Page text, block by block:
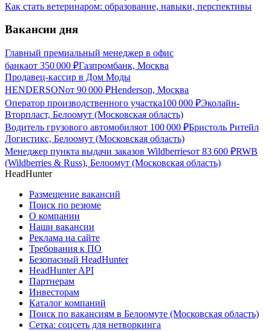
Как стать ветеринаром: образование, навыки, перспективы
Вакансии дня
Главный премиальный менеджер в офис
банкаот 350 000 ₽Газпромбанк, Москва
Продавец-кассир в Дом Моды
HENDERSONот 90 000 ₽Henderson, Москва
Оператор производственного участка100 000 ₽Эколайн-
Вторпласт, Белоомут (Московская область)
Водитель грузового автомобиляот 100 000 ₽Бристоль Ритейл
Логистикс, Белоомут (Московская область)
Менеджер пункта выдачи заказов Wildberriesот 83 600 ₽RWB
(Wildberries & Russ), Белоомут (Московская область)
HeadHunter
Размещение вакансий
Поиск по резюме
О компании
Наши вакансии
Реклама на сайте
Требования к ПО
Безопасный HeadHunter
HeadHunter API
Партнерам
Инвесторам
Каталог компаний
Поиск по вакансиям в Белоомуте (Московская область)
Сетка: соцсеть для нетворкинга